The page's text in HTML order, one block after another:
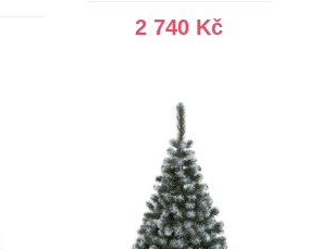
2 740 Kč